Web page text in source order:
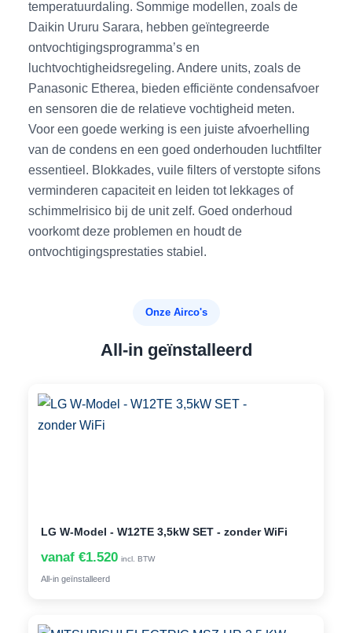
temperatuurdaling. Sommige modellen, zoals de
Daikin Ururu Sarara, hebben geïntegreerde
ontvochtigingsprogramma’s en
luchtvochtigheidsregeling. Andere units, zoals de
Panasonic Etherea, bieden efficiënte condensafvoer
en sensoren die de relatieve vochtigheid meten.
Voor een goede werking is een juiste afvoerhelling
van de condens en een goed onderhouden luchtfilter
essentieel. Blokkades, vuile filters of verstopte sifons
verminderen capaciteit en leiden tot lekkages of
schimmelrisico bij de unit zelf. Goed onderhoud
voorkomt deze problemen en houdt de
ontvochtigingsprestaties stabiel.
Onze Airco's
All-in geïnstalleerd
LG W-Model - W12TE 3,5kW SET - zonder WiFi
vanaf €1.520 incl. BTW
All-in geïnstalleerd